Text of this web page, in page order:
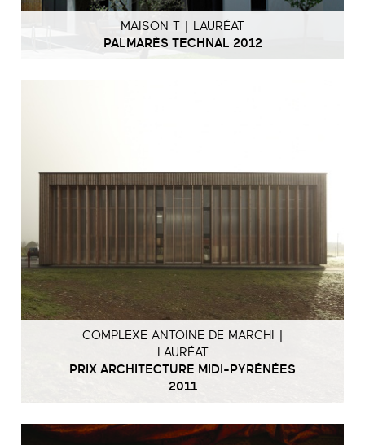
MAISON T | LAURÉAT
PALMARÈS TECHNAL 2012
COMPLEXE ANTOINE DE MARCHI |
LAURÉAT
PRIX ARCHITECTURE MIDI-PYRÉNÉES
2011